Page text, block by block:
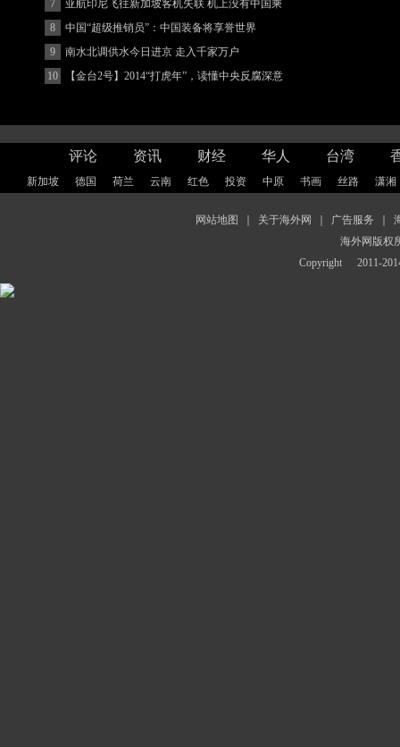
7
亚航印尼飞往新加坡客机失联 机上没有中国乘
客
8
中国“超级推销员”：中国装备将享誉世界
9
南水北调供水今日进京 走入千家万户
10
【金台2号】2014“打虎年”，读懂中央反腐深意
评论 资讯 财经 华人 台湾
新加坡 德国 荷兰 云南 红色 投资 中原 书画 丝路 潇湘
网站地图 关于海外网 广告服务
海外网版权
Copyright
2011-